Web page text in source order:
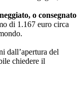
o consegnato
di 1.167 euro circa
dall’apertura del
chiedere il